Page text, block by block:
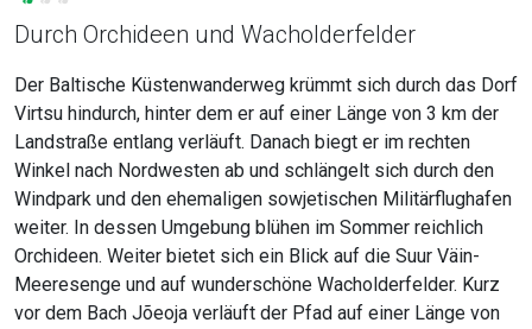
Durch Orchideen und Wacholderfelder
Der Baltische Küstenwanderweg krümmt sich durch das Dorf
Virtsu hindurch, hinter dem er auf einer Länge von 3 km der
Landstraße entlang verläuft. Danach biegt er im rechten
Winkel nach Nordwesten ab und schlängelt sich durch den
Windpark und den ehemaligen sowjetischen Militärflughafen
weiter. In dessen Umgebung blühen im Sommer reichlich
Orchideen. Weiter bietet sich ein Blick auf die Suur Väin-
Meeresenge und auf wunderschöne Wacholderfelder. Kurz
vor dem Bach Jõeoja verläuft der Pfad auf einer Länge von